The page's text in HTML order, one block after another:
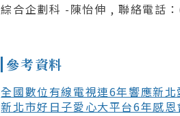
綜合企劃科 -陳怡伸 , 聯絡電話
參考資料
全國數位有線電視連6年響應新
新北市好日子愛心大平台6年感